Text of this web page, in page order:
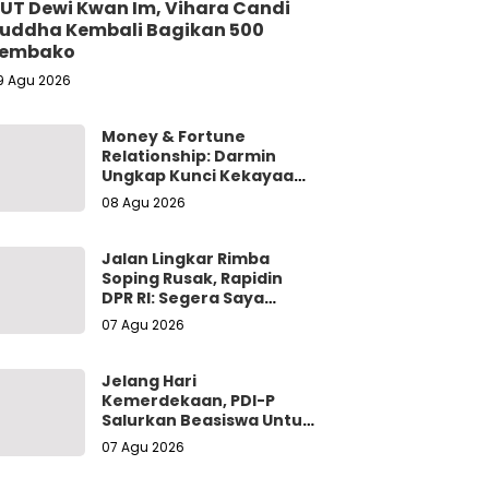
Dewi Kwan Im, Vihara Candi
Kembali Bagikan 500
Agu 2026
Money & Fortune
Relationship: Darmin
Ungkap Kunci Kekayaan
Sejati Berawal dari Diri
Sendiri
08 Agu 2026
Jalan Lingkar Rimba
Soping Rusak, Rapidin
DPR RI: Segera Saya
Sampaikan ke Gubernur
Untuk Perbaikan
07 Agu 2026
Jelang Hari
Kemerdekaan, PDI-P
Salurkan Beasiswa Untuk
Pelajar di
Padangsidimpuan
07 Agu 2026